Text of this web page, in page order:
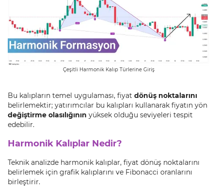
Çeşitli Harmonik Kalıp Türlerine Giriş
Bu kalıpların temel uygulaması, fiyat dönüş noktalarını
belirlemektir; yatırımcılar bu kalıpları kullanarak fiyatın yön
değiştirme olasılığının yüksek olduğu seviyeleri tespit
edebilir.
Harmonik Kalıplar Nedir?
Teknik analizde harmonik kalıplar, fiyat dönüş noktalarını
belirlemek için grafik kalıplarını ve Fibonacci oranlarını
birleştirir.